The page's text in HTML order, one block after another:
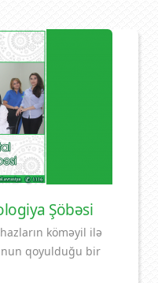
Şöbəsi
köməyil ilə
qoyulduğu bir